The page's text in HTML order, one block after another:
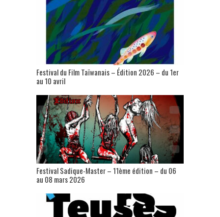
Festival du Film Taïwanais – Édition 2026 – du 1er
au 10 avril
Festival Sadique-Master – 11ème édition – du 06
au 08 mars 2026